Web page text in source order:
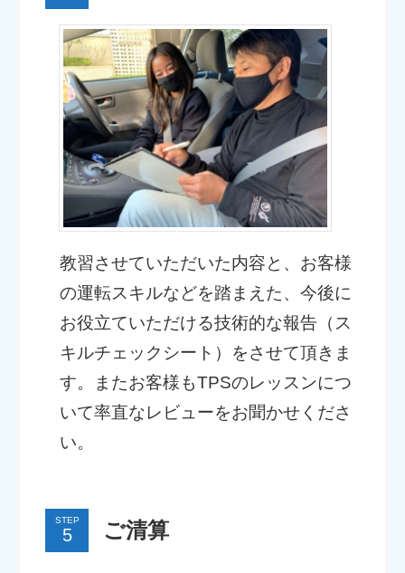
教習させていただいた内容と、お客様
の運転スキルなどを踏まえた、今後に
お役立ていただける技術的な報告（ス
キルチェックシート）をさせて頂きま
す。またお客様もTPSのレッスンにつ
いて率直なレビューをお聞かせくださ
い。
STEP ご清算